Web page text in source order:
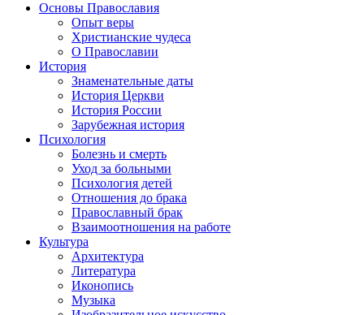
Основы Православия
Опыт веры
Христианские чудеса
О Православии
История
Знаменательные даты
История Церкви
История России
Зарубежная история
Психология
Болезнь и смерть
Уход за больными
Психология детей
Отношения до брака
Православный брак
Взаимоотношения на работе
Культура
Архитектура
Литература
Иконопись
Музыка